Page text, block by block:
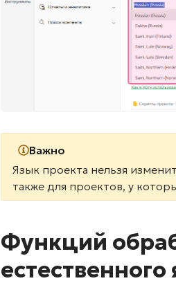
Важно
Язык проекта нельзя
также для проектов, у
Функций
естественного